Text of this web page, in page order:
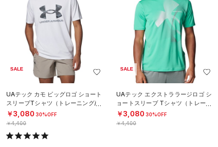
SALE
UAテック カモ ビッグロゴ ショート
スリーブTシャツ（トレーニング/M
EN）
￥3,080 30%OFF
￥4,400
SALE
UAテック エクストララージロゴ シ
ョートスリーブ Tシャツ（トレーニ
ング/MEN）
￥3,080 30%OFF
￥4,400